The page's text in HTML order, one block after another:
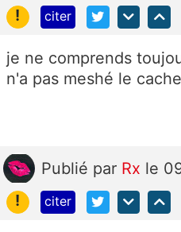
!
citer
je ne comprends
n'a pas meshé le
Publié par Rx le
!
citer